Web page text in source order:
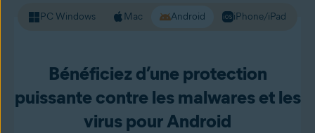
PC Windows Mac Android iPhone/iPad
Bénéficiez d’une protection
puissante contre les malwares et les
virus pour Android